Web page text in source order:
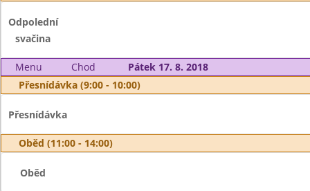
Odpolední
svačina
Menu Chod
Pátek 17. 8. 2018
Přesnídávka (9:00 - 10:00)
Přesnídávka
Oběd (11:00 - 14:00)
Oběd